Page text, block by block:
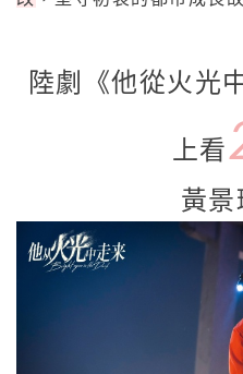
陸劇《他從火光
上看
黃景